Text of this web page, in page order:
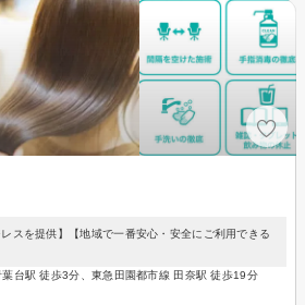
スを提供】【地域で一番安心・安全にご利用できる
台駅 徒歩3分、東急田園都市線 田奈駅 徒歩19分